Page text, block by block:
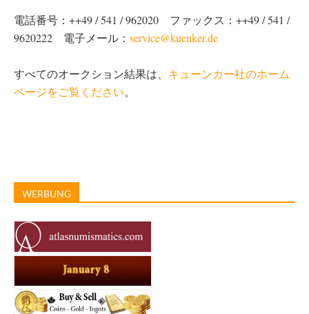
電話番号：++49 / 541 / 962020 ファックス：++49 / 541 /
9620222 電子メール： service@kuenker.de
すべてのオークション結果は、 キューンカー社のホーム
ページをご覧ください。
WERBUNG